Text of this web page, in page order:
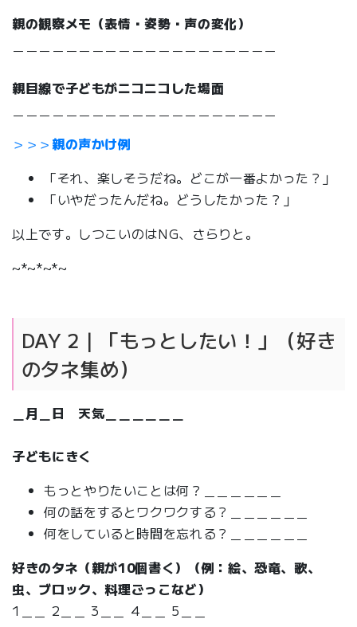
親の観察メモ（表情・姿勢・声の変化）
親目線で子どもがニコニコした場面
＞＞＞親の声かけ例
「それ、楽しそうだね。どこが一番よかった？」
「いやだったんだね。どうしたかった？」
以上です。しつこいのはNG、さらりと。
~*~*~*~
DAY 2｜「もっとしたい！」（好き
のタネ集め）
＿月＿日 天気＿＿＿＿＿＿
子どもにきく
もっとやりたいことは何？＿＿＿＿＿＿
何の話をするとワクワクする？＿＿＿＿＿＿
何をしていると時間を忘れる？＿＿＿＿＿＿
好きのタネ（親が10個書く）（例：絵、恐竜、歌、
虫、ブロック、料理ごっこなど）
1＿＿ 2＿＿ 3＿＿ 4＿＿ 5＿＿